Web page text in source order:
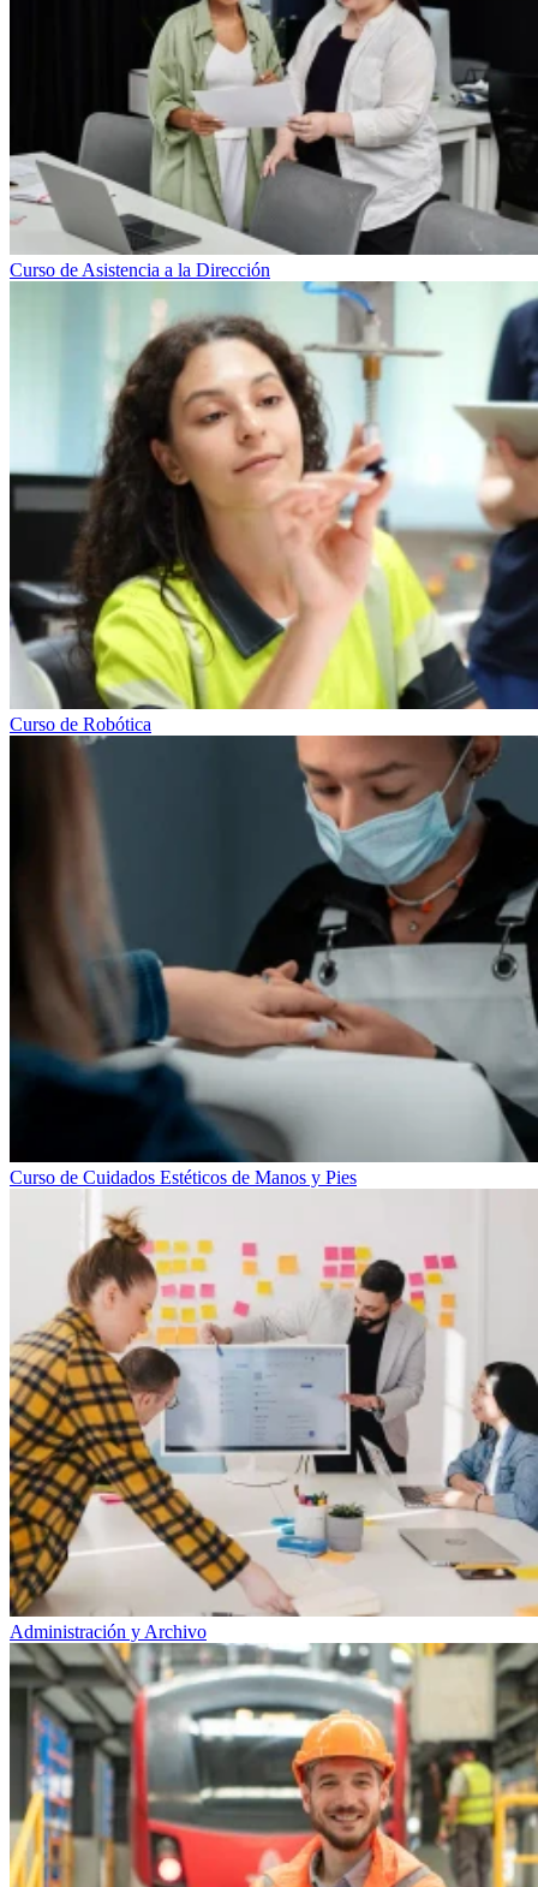
Curso de Asistencia a la Dirección
Curso de Robótica
Curso de Cuidados Estéticos de Manos y Pies
Administración y Archivo